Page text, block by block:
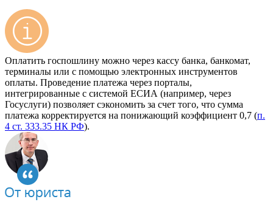
Оплатить госпошлину можно через кассу банка, банкомат,
терминалы или с помощью электронных инструментов
оплаты. Проведение платежа через порталы,
интегрированные с системой ЕСИА (например, через
Госуслуги) позволяет сэкономить за счет того, что сумма
платежа корректируется на понижающий коэффициент 0,7 (п.
4 ст. 333.35 НК РФ).